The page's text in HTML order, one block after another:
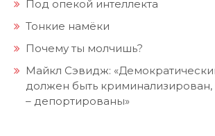
Под опекой интеллекта
Тонкие намёки
Почему ты молчишь?
Майкл Сэвидж:
должен быть
– депортированы»